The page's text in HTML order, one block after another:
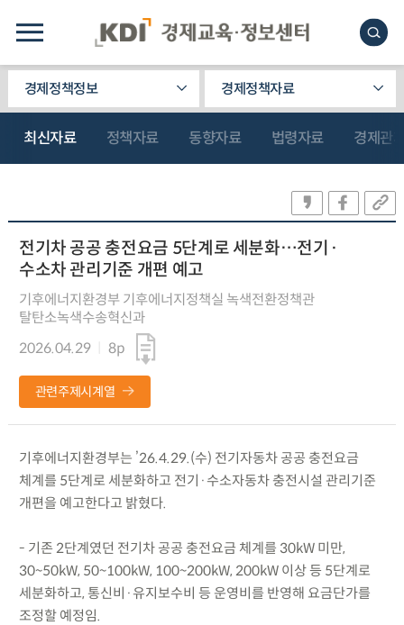
경제정책정보 경제정책자료
최신자료 정책자료 동향자료 법령자료 경제관
전기차 공공 충전요금 5단계로 세분화…전기·
수소차 관리기준 개편 예고
기후에너지환경부 기후에너지정책실 녹색전환정책관
탈탄소녹색수송혁신과
2026.04.29
8p
관련주제시계열
기후에너지환경부는 ’26.4.29.(수) 전기자동차 공공 충전요금
체계를 5단계로 세분화하고 전기·수소자동차 충전시설 관리기준
개편을 예고한다고 밝혔다.
- 기존 2단계였던 전기차 공공 충전요금 체계를 30kW 미만,
30~50kW, 50~100kW, 100~200kW, 200kW 이상 등 5단계로
세분화하고, 통신비·유지보수비 등 운영비를 반영해 요금단가를
조정할 예정임.